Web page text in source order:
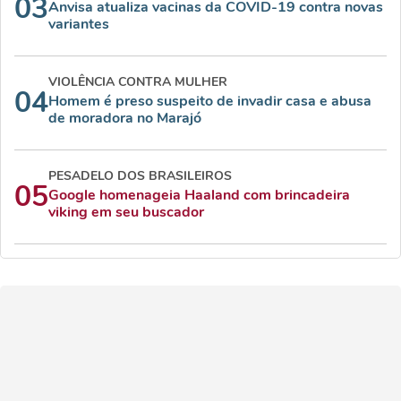
03Anvisa atualiza vacinas da COVID-19 contra novas
variantes
04
VIOLÊNCIA CONTRA MULHER
Homem é preso suspeito de invadir casa e abusa
de moradora no Marajó
05
PESADELO DOS BRASILEIROS
Google homenageia Haaland com brincadeira
viking em seu buscador